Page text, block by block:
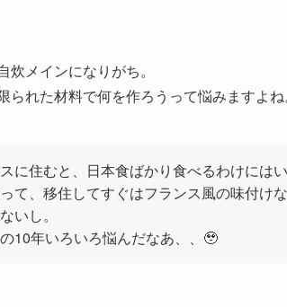
メインになりがち。
れた材料で何を作ろうって悩みますよね
に住むと、日本食ばかり食べるわけにはい
て、移住してすぐはフランス風の味付け
いし。
10年いろいろ悩んだなあ、、🥹